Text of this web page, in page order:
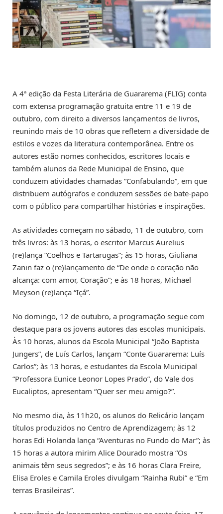
A 4ª edição da Festa Literária de Guararema (FLIG) conta
com extensa programação gratuita entre 11 e 19 de
outubro, com direito a diversos lançamentos de livros,
reunindo mais de 10 obras que refletem a diversidade de
estilos e vozes da literatura contemporânea. Entre os
autores estão nomes conhecidos, escritores locais e
também alunos da Rede Municipal de Ensino, que
conduzem atividades chamadas “Confabulando”, em que
distribuem autógrafos e conduzem sessões de bate-papo
com o público para compartilhar histórias e inspirações.
As atividades começam no sábado, 11 de outubro, com
três livros: às 13 horas, o escritor Marcus Aurelius
(re)lança “Coelhos e Tartarugas”; às 15 horas, Giuliana
Zanin faz o (re)lançamento de “De onde o coração não
alcança: com amor, Coração”; e às 18 horas, Michael
Meyson (re)lança “Içá”.
No domingo, 12 de outubro, a programação segue com
destaque para os jovens autores das escolas municipais.
Às 10 horas, alunos da Escola Municipal “João Baptista
Jungers”, de Luís Carlos, lançam “Conte Guararema: Luís
Carlos”; às 13 horas, e estudantes da Escola Municipal
“Professora Eunice Leonor Lopes Prado”, do Vale dos
Eucaliptos, apresentam “Quer ser meu amigo?”.
No mesmo dia, às 11h20, os alunos do Relicário lançam
títulos produzidos no Centro de Aprendizagem; às 12
horas Edi Holanda lança “Aventuras no Fundo do Mar”; às
15 horas a autora mirim Alice Dourado mostra “Os
animais têm seus segredos”; e às 16 horas Clara Freire,
Elisa Eroles e Camila Eroles divulgam “Rainha Rubi” e “Em
terras Brasileiras”.